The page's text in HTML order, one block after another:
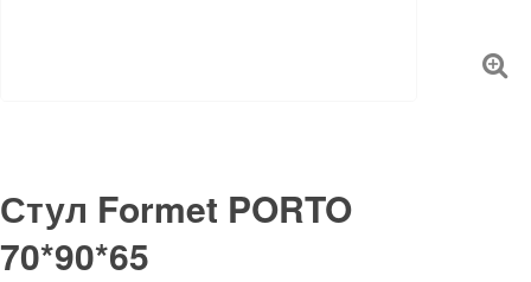
Стул Formet PORTO
70*90*65